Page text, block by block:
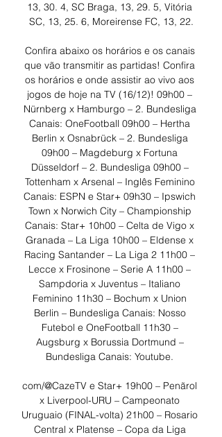
13, 30. 4, SC Braga, 13, 29. 5, Vitória
SC, 13, 25. 6, Moreirense FC, 13, 22.
Confira abaixo os horários e os canais
que vão transmitir as partidas! Confira
os horários e onde assistir ao vivo aos
jogos de hoje na TV (16/12)! 09h00 –
Nürnberg x Hamburgo – 2. Bundesliga
Canais: OneFootball 09h00 – Hertha
Berlin x Osnabrück – 2. Bundesliga
09h00 – Magdeburg x Fortuna
Düsseldorf – 2. Bundesliga 09h00 –
Tottenham x Arsenal – Inglês Feminino
Canais: ESPN e Star+ 09h30 – Ipswich
Town x Norwich City – Championship
Canais: Star+ 10h00 – Celta de Vigo x
Granada – La Liga 10h00 – Eldense x
Racing Santander – La Liga 2 11h00 –
Lecce x Frosinone – Serie A 11h00 –
Sampdoria x Juventus – Italiano
Feminino 11h30 – Bochum x Union
Berlin – Bundesliga Canais: Nosso
Futebol e OneFootball 11h30 –
Augsburg x Borussia Dortmund –
Bundesliga Canais: Youtube.
com/@CazeTV e Star+ 19h00 – Penãrol
x Liverpool-URU – Campeonato
Uruguaio (FINAL-volta) 21h00 – Rosario
Central x Platense – Copa da Liga